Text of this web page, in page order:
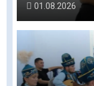
01.08.2026